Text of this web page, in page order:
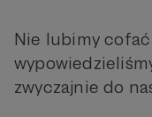
Nie lubimy cofać
zwyczajnie do